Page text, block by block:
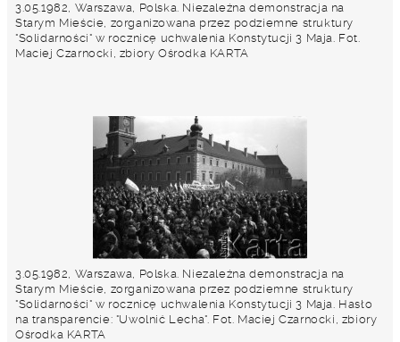
3.05.1982, Warszawa, Polska. Niezależna demonstracja na
Starym Mieście, zorganizowana przez podziemne struktury
"Solidarności" w rocznicę uchwalenia Konstytucji 3 Maja. Fot.
Maciej Czarnocki, zbiory Ośrodka KARTA
3.05.1982, Warszawa, Polska. Niezależna demonstracja na
Starym Mieście, zorganizowana przez podziemne struktury
"Solidarności" w rocznicę uchwalenia Konstytucji 3 Maja. Hasło
na transparencie: "Uwolnić Lecha". Fot. Maciej Czarnocki, zbiory
Ośrodka KARTA